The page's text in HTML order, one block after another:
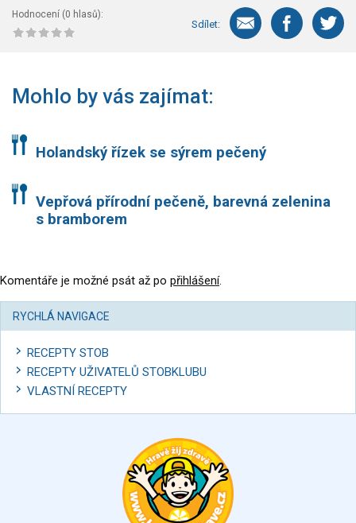
Hodnocení (0 hlasů):
Sdílet:
Mohlo by vás zajímat:
Holandský řízek se sýrem pečený
Vepřová přírodní pečeně, barevná zelenina
s bramborem
Komentáře je možné psát až po přihlášení.
RYCHLÁ NAVIGACE
RECEPTY STOB
RECEPTY UŽIVATELŮ STOBKLUBU
VLASTNÍ RECEPTY